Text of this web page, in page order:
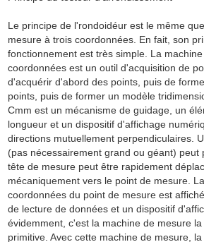
Le principe de l'rondoidéur est le même
mesure à trois coordonnées. En fait, son
fonctionnement est très simple. La
coordonnées est un outil d'acquisition de
d'acquérir d'abord des points, puis de
points, puis de former un modèle
Cmm est un mécanisme de guidage, un
longueur et un dispositif d'affichage
directions mutuellement perpendiculaires.
(pas nécessairement grand ou géant) peut
tête de mesure peut être rapidement
mécaniquement vers le point de mesure.
coordonnées du point de mesure est
de lecture de données et un dispositif
évidemment, c'est la machine de mesure
primitive. Avec cette machine de mesure,